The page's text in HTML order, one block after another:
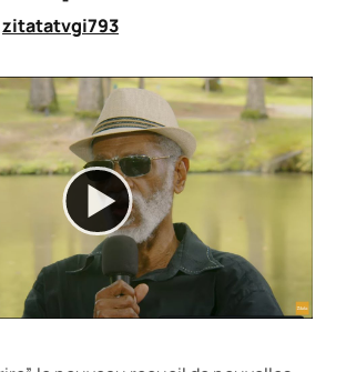
zitatatvgi793